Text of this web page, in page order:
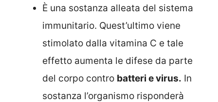
È una sostanza alleata del sistema
immunitario. Quest’ultimo viene
stimolato dalla vitamina C e tale
effetto aumenta le difese da parte
del corpo contro batteri e virus. In
sostanza l’organismo risponderà